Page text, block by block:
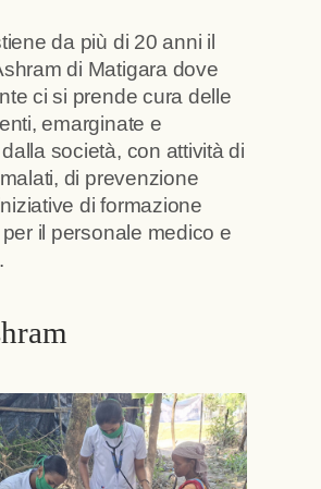
da più di 20 anni il
di Matigara dove
ci si prende cura delle
emarginate e
società, con attività di
di prevenzione
di formazione
il personale medico e